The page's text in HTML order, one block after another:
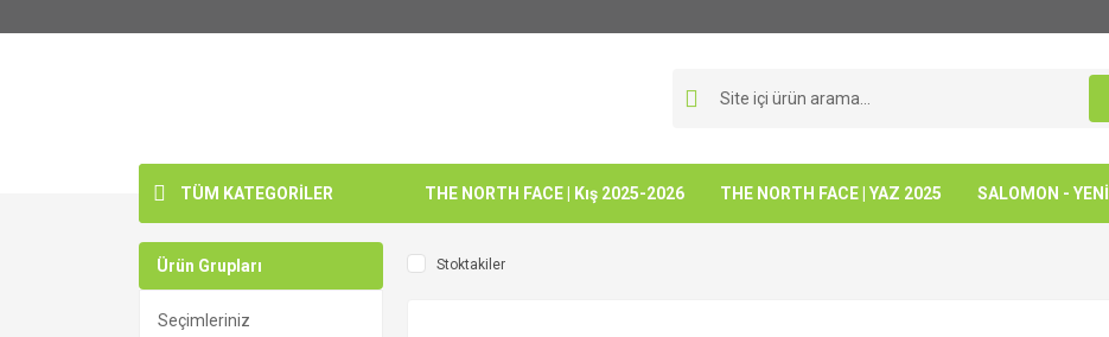
TÜM KATEGORİLER THE NORTH FACE | Kış 2025-2026 THE NORTH FACE | YAZ 2025 SALOMON - YENİ
Ürün Grupları
Seçimleriniz
Stoktakiler